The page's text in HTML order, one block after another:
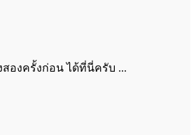
องครั้งก่อน ได้ที่นี่ครับ ...